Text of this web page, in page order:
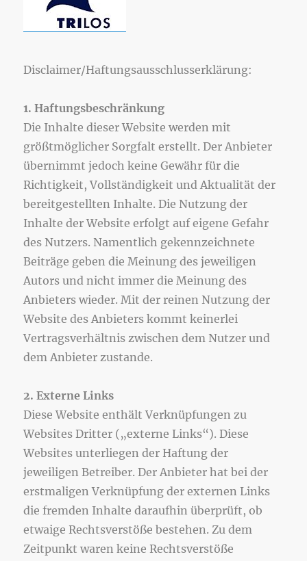
Disclaimer/Haftungsausschlusserklärung:
1. Haftungsbeschränkung
Die Inhalte dieser Website werden mit
größtmöglicher Sorgfalt erstellt. Der Anbieter
übernimmt jedoch keine Gewähr für die
Richtigkeit, Vollständigkeit und Aktualität der
bereitgestellten Inhalte. Die Nutzung der
Inhalte der Website erfolgt auf eigene Gefahr
des Nutzers. Namentlich gekennzeichnete
Beiträge geben die Meinung des jeweiligen
Autors und nicht immer die Meinung des
Anbieters wieder. Mit der reinen Nutzung der
Website des Anbieters kommt keinerlei
Vertragsverhältnis zwischen dem Nutzer und
dem Anbieter zustande.
2. Externe Links
Diese Website enthält Verknüpfungen zu
Websites Dritter („externe Links“). Diese
Websites unterliegen der Haftung der
jeweiligen Betreiber. Der Anbieter hat bei der
erstmaligen Verknüpfung der externen Links
die fremden Inhalte daraufhin überprüft, ob
etwaige Rechtsverstöße bestehen. Zu dem
Zeitpunkt waren keine Rechtsverstöße